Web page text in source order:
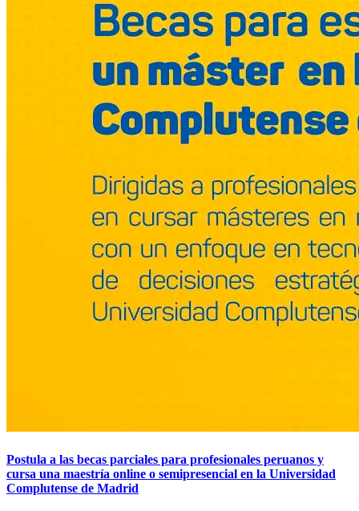
Postula a las becas parciales para profesionales peruanos y
cursa una maestría online o semipresencial en la Universidad
Complutense de Madrid